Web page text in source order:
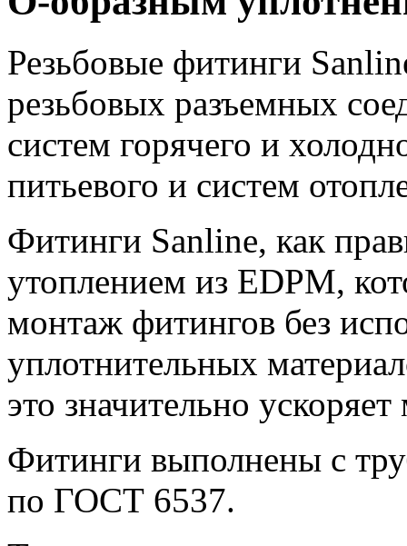
Резьбовые фитинги
резьбовых разъемных
систем горячего и
питьевого и систем
Фитинги Sanline, как
утоплением из EDPM,
монтаж фитингов без
уплотнительных
это значительно
Фитинги выполнены с
по ГОСТ 6537.